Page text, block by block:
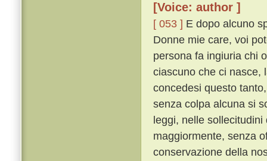
[Voice: author ]
[ 053 ] E dopo alcuno
Donne mie care, voi
persona fa ingiuria chi
ciascuno che ci nasce,
concedesi questo
senza colpa alcuna si
leggi, nelle
maggiormente, senza
conservazione della